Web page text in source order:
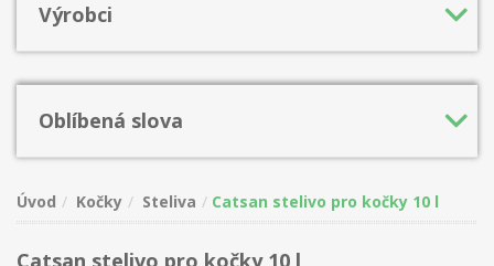
Výrobci
Oblíbená slova
Úvod Kočky Steliva Catsan stelivo pro kočky 10 l
Catsan stelivo pro kočky 10 l